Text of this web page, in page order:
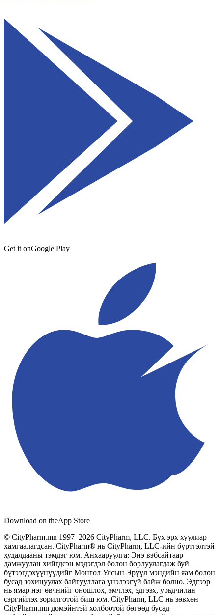
Get it onGoogle Play
Download on theApp Store
© CityPharm.mn 1997–2026 CityPharm, LLC. Бүх эрх хуулиар
хамгаалагдсан. CityPharm® нь CityPharm, LLC-ийн бүртгэлтэй
худалдааны тэмдэг юм. Анхааруулга: Энэ вэбсайтаар
дамжуулан хийгдсэн мэдэгдэл болон борлуулагдаж буй
бүтээгдэхүүнүүдийг Монгол Улсын Эрүүл мэндийн яам болон
бусад зохицуулах байгууллага үнэлээгүй байж болно. Эдгээр
нь ямар нэг өвчнийг оношлох, эмчлэх, эдгээх, урьдчилан
сэргийлэх зорилготой биш юм. CityPharm, LLC нь зөвхөн
CityPharm.mn домэйнтэй холбоотой бөгөөд бусад